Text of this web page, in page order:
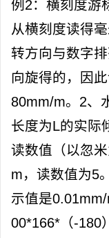
例2：横刻度游
从横刻度读得
转方向与数字
向旋得的，因
80mm/m。2、
长度为L的实际
读数值（以忽
m，读数值为5
示值是
00*166*（-180